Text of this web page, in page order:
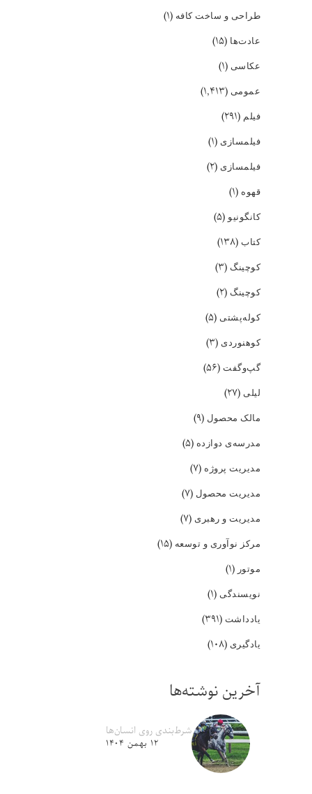
طراحی و ساخت کافه (۱)
عادت‌ها (۱۵)
عکاسی (۱)
عمومی (۱,۴۱۳)
فیلم (۲۹۱)
فیلمسازی (۱)
فیلمسازی (۲)
قهوه (۱)
کانگونیو(۵)
کتاب (۱۳۸)
کوچینگ (۳)
کوچینگ (۲)
کوله‌پشتی (۵)
کوهنوردی (۳)
گپ‌و‌گفت (۵۶)
لیلی (۲۷)
مالک محصول (۹)
مدرسه‌ی دوازده (۵)
مدیریت پروژه (۷)
مدیریت محصول (۷)
مدیریت و رهبری (۷)
مرکز نوآوری و توسعه (۱۵)
موتور (۱)
نویسندگی (۱)
یادداشت (۳۹۱)
یادگیری (۱۰۸)
آخرین نوشته‌ها
شرط‌بندی روی انسان‌ها
۱۲ بهمن ۱۴۰۴